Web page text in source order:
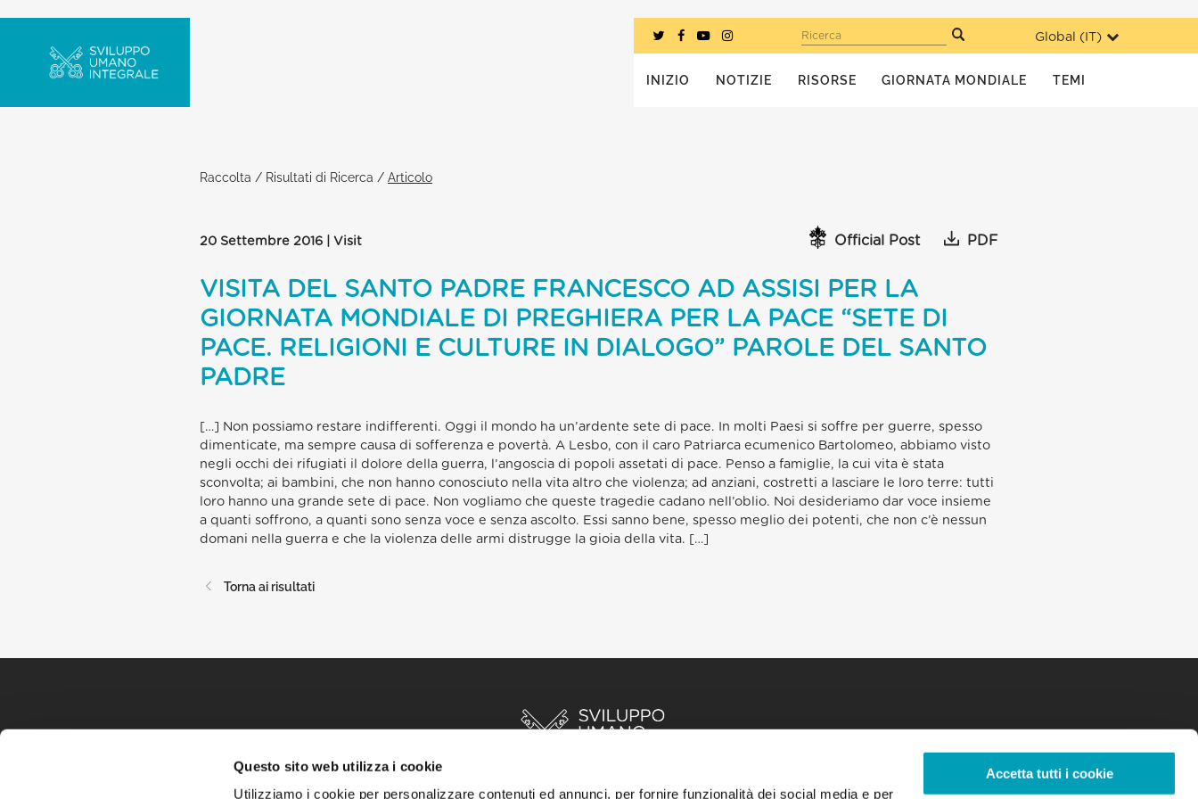
Questo sito web utilizza i cookie
Utilizziamo i cookie per personalizzare contenuti ed annunci, per fornire funzionalità dei social media e per
Accetta tutti i cookie
Global ( IT)
Ricerca
INIZIO NOTIZIE RISORSE GIORNATA MONDIALE TEMI
Raccolta / Risultati di Ricerca / Articolo
20 Settembre 2016 | Visit Official Post PDF
VISITA DEL SANTO PADRE FRANCESCO AD ASSISI PER LA
GIORNATA MONDIALE DI PREGHIERA PER LA PACE “SETE DI
PACE. RELIGIONI E CULTURE IN DIALOGO” PAROLE DEL SANTO
PADRE
[…] Non possiamo restare indifferenti. Oggi il mondo ha un’ardente sete di pace. In molti Paesi si soffre per guerre, spesso
dimenticate, ma sempre causa di sofferenza e povertà. A Lesbo, con il caro Patriarca ecumenico Bartolomeo, abbiamo visto
negli occhi dei rifugiati il dolore della guerra, l’angoscia di popoli assetati di pace. Penso a famiglie, la cui vita è stata
sconvolta; ai bambini, che non hanno conosciuto nella vita altro che violenza; ad anziani, costretti a lasciare le loro terre: tutti
loro hanno una grande sete di pace. Non vogliamo che queste tragedie cadano nell’oblio. Noi desideriamo dar voce insieme
a quanti soffrono, a quanti sono senza voce e senza ascolto. Essi sanno bene, spesso meglio dei potenti, che non c’è nessun
domani nella guerra e che la violenza delle armi distrugge la gioia della vita. […]
Torna ai risultati